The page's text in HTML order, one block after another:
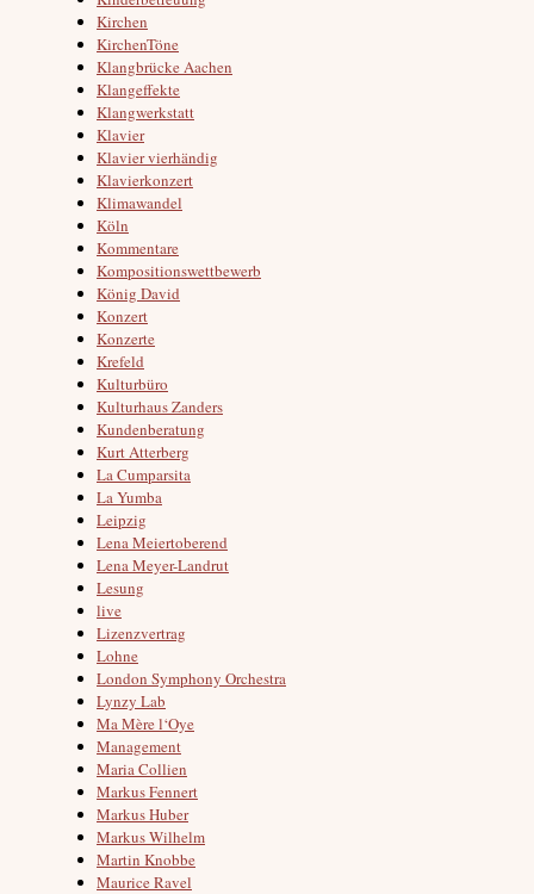
Kirchen
KirchenTöne
Klangbrücke Aachen
Klangeffekte
Klangwerkstatt
Klavier
Klavier vierhändig
Klavierkonzert
Klimawandel
Köln
Kommentare
Kompositionswettbewerb
König David
Konzert
Konzerte
Krefeld
Kulturbüro
Kulturhaus Zanders
Kundenberatung
Kurt Atterberg
La Cumparsita
La Yumba
Leipzig
Lena Meiertoberend
Lena Meyer-Landrut
Lesung
live
Lizenzvertrag
Lohne
London Symphony Orchestra
Lynzy Lab
Ma Mère l‘Oye
Management
Maria Collien
Markus Fennert
Markus Huber
Markus Wilhelm
Martin Knobbe
Maurice Ravel